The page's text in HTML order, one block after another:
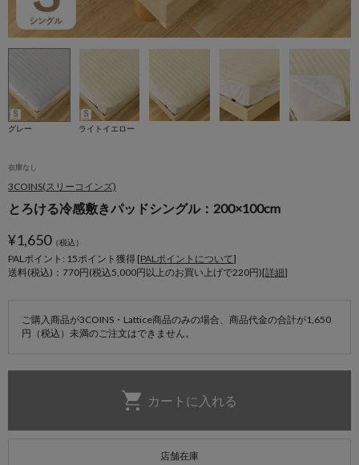
グレー ライトイエロー
在庫なし
3COINS(スリーコインズ)
とろける冷感敷きパッドシングル：200×100cm
¥1,650（税込）
PALポイント: 15ポイント獲得 [PALポイントについて]
送料(税込)：770円(税込5,000円以上のお買い上げで220円)[詳細]
ご購入商品が3COINS・Lattice商品のみの場合、商品代金の合計が1,650
円（税込）未満のご注文はできません。
店舗在庫